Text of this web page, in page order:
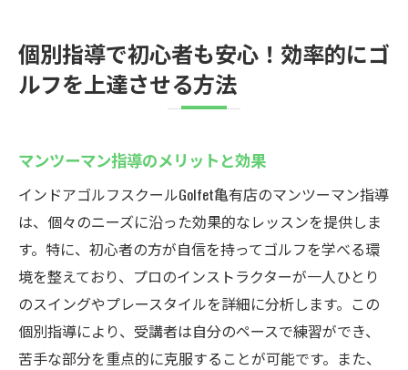
個別指導で初心者も安心！効率的にゴ
ルフを上達させる方法
マンツーマン指導のメリットと効果
インドアゴルフスクールGolfet亀有店のマンツーマン指導
は、個々のニーズに沿った効果的なレッスンを提供しま
す。特に、初心者の方が自信を持ってゴルフを学べる環
境を整えており、プロのインストラクターが一人ひとり
のスイングやプレースタイルを詳細に分析します。この
個別指導により、受講者は自分のペースで練習ができ、
苦手な部分を重点的に克服することが可能です。また、